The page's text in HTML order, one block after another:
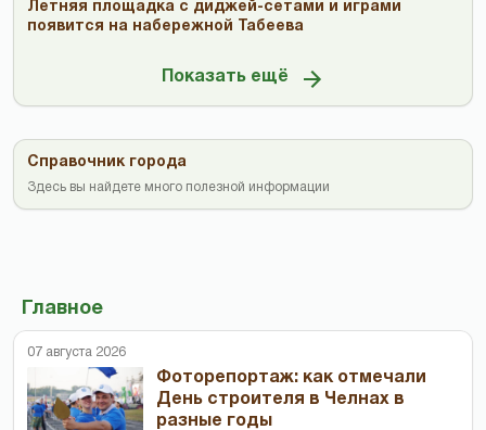
Летняя площадка с диджей-сетами и играми
появится на набережной Табеева
Показать ещё
Справочник города
Здесь вы найдете много полезной информации
Главное
07 августа 2026
Фоторепортаж: как отмечали
День строителя в Челнах в
разные годы